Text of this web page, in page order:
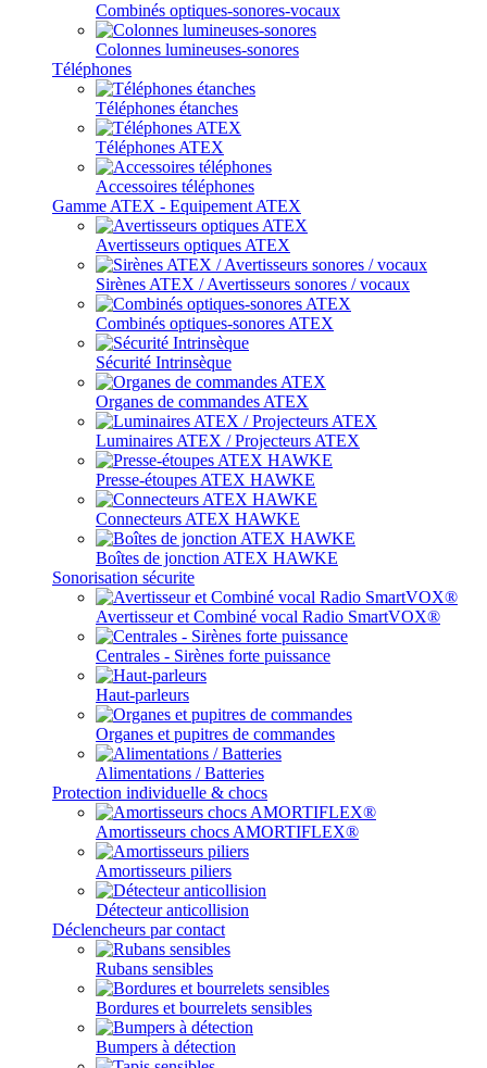
Combinés optiques-sonores-vocaux
Colonnes lumineuses-sonores
Téléphones
Téléphones étanches
Téléphones ATEX
Accessoires téléphones
Gamme ATEX - Equipement ATEX
Avertisseurs optiques ATEX
Sirènes ATEX / Avertisseurs sonores / vocaux
Combinés optiques-sonores ATEX
Sécurité Intrinsèque
Organes de commandes ATEX
Luminaires ATEX / Projecteurs ATEX
Presse-étoupes ATEX HAWKE
Connecteurs ATEX HAWKE
Boîtes de jonction ATEX HAWKE
Sonorisation sécurite
Avertisseur et Combiné vocal Radio SmartVOX®
Centrales - Sirènes forte puissance
Haut-parleurs
Organes et pupitres de commandes
Alimentations / Batteries
Protection individuelle & chocs
Amortisseurs chocs AMORTIFLEX®
Amortisseurs piliers
Détecteur anticollision
Déclencheurs par contact
Rubans sensibles
Bordures et bourrelets sensibles
Bumpers à détection